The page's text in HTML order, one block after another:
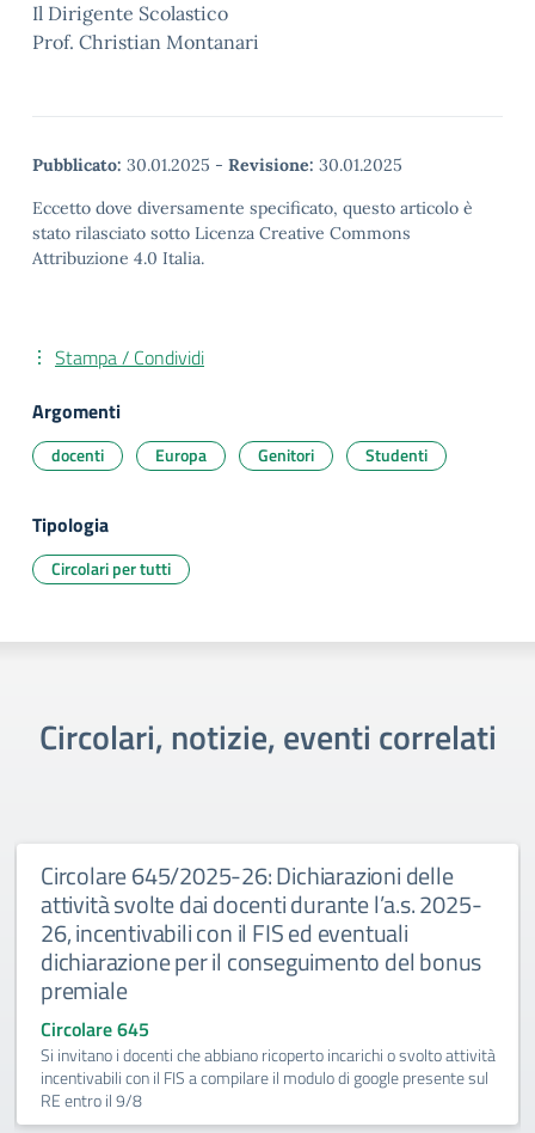
Il Dirigente Scolastico
Prof. Christian Montanari
Pubblicato: 30.01.2025 - Revisione: 30.01.2025
Eccetto dove diversamente specificato, questo articolo è
stato rilasciato sotto Licenza Creative Commons
Attribuzione 4.0 Italia.
Stampa / Condividi
Argomenti
docenti Europa Genitori Studenti
Tipologia
Circolari per tutti
Circolari, notizie, eventi correlati
Circolare 645/2025-26: Dichiarazioni delle
attività svolte dai docenti durante l’a.s. 2025-
26, incentivabili con il FIS ed eventuali
dichiarazione per il conseguimento del bonus
premiale
Circolare 645
Si invitano i docenti che abbiano ricoperto incarichi o svolto attività
incentivabili con il FIS a compilare il modulo di google presente sul
RE entro il 9/8